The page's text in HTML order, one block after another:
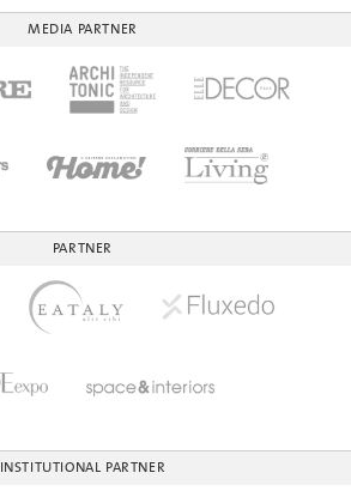
MEDIA PARTNER
PARTNER
INSTITUTIONAL PARTNER